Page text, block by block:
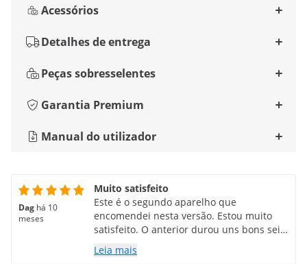
Acessórios
Detalhes de entrega
Peças sobresselentes
Garantia Premium
Manual do utilizador
Dag há 10
meses
Muito satisfeito
Este é o segundo aparelho que
encomendei nesta versão. Estou muito
satisfeito. O anterior durou uns bons seis
anos com uso diário intensivo. O novo
modelo, que encomendei e recebi há
Leia mais